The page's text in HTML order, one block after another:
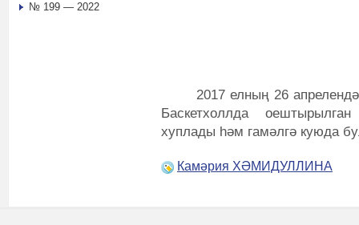
2017 елның 26
Баскетхоллда
хуплады һәм гамәлгә куюда
Камәрия ХӘМИДУЛЛИНА
№ 199 — 2022